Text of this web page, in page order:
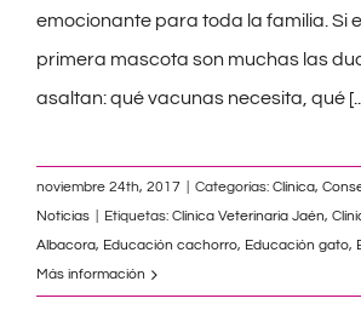
emocionante para toda la familia. Si
primera mascota son muchas las
asaltan: qué vacunas necesita, qué
noviembre 24th, 2017 Categorías: Clínica,
Noticias
Etiquetas: Clínica Veterinaria Jaén,
Albacora, Educación cachorro, Educación gato,
Más información